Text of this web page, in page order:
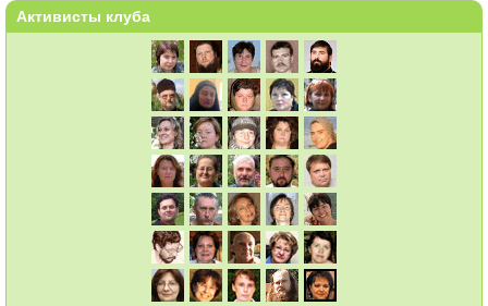
Активисты клуба